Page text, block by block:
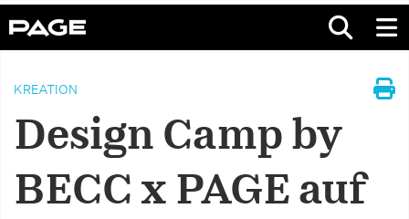
KREATION
Design Camp by
BECC x PAGE auf